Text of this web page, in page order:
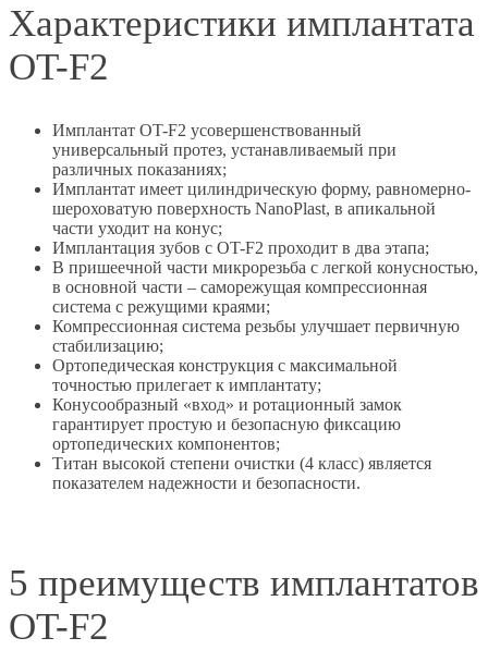
Характеристики имплантата
OT-F2
Имплантат OT-F2 усовершенствованный
универсальный протез, устанавливаемый при
различных показаниях;
Имплантат имеет цилиндрическую форму, равномерно-
шероховатую поверхность NanoPlast, в апикальной
части уходит на конус;
Имплантация зубов с OT-F2 проходит в два этапа;
В пришеечной части микрорезьба с легкой конусностью,
в основной части – саморежущая компрессионная
система с режущими краями;
Компрессионная система резьбы улучшает первичную
стабилизацию;
Ортопедическая конструкция с максимальной
точностью прилегает к имплантату;
Конусообразный «вход» и ротационный замок
гарантирует простую и безопасную фиксацию
ортопедических компонентов;
Титан высокой степени очистки (4 класс) является
показателем надежности и безопасности.
5 преимуществ имплантатов
OT-F2